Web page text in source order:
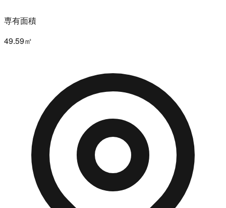
専有面積
49.59㎡